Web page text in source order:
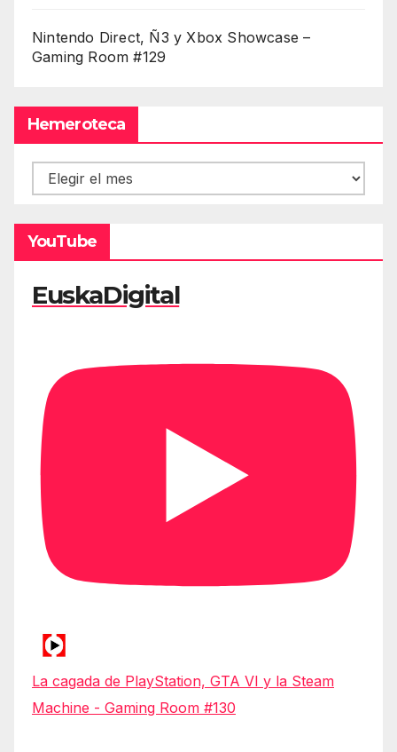
Nintendo Direct, Ñ3 y Xbox Showcase –
Gaming Room #129
Hemeroteca
Hemeroteca
YouTube
EuskaDigital
La cagada de PlayStation, GTA VI y la Steam
Machine - Gaming Room #130